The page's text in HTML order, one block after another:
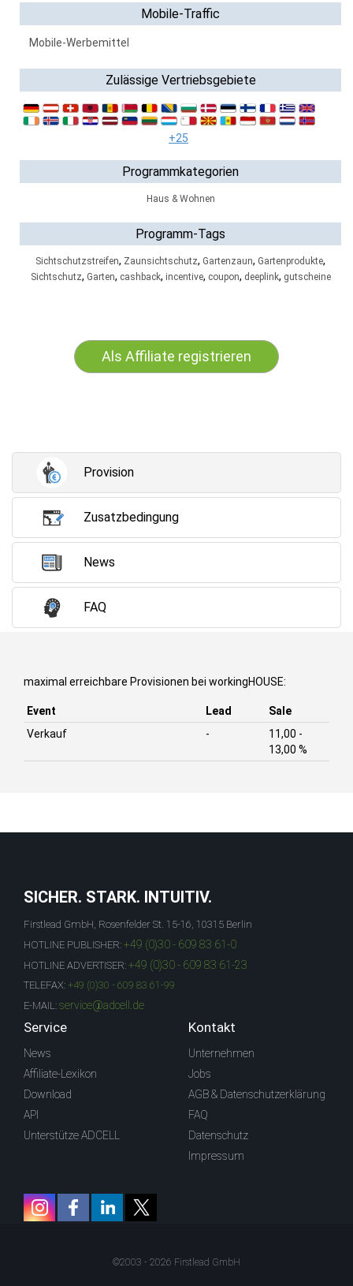
Mobile-Traffic
Mobile-Werbemittel
Zulässige Vertriebsgebiete
+25
Programmkategorien
Haus & Wohnen
Programm-Tags
Sichtschutzstreifen, Zaunsichtschutz, Gartenzaun, Gartenprodukte,
Sichtschutz, Garten, cashback, incentive, coupon, deeplink, gutscheine
Als Affiliate registrieren
Provision
Zusatzbedingung
News
FAQ
maximal erreichbare Provisionen bei workingHOUSE:
Event Lead
Sale
Verkauf
-
11,00 -
13,00 %
SICHER. STARK. INTUITIV.
Firstlead GmbH, Rosenfelder St. 15-16, 10315 Berlin
HOTLINE PUBLISHER: +49 (0)30 - 609 83 61-0
HOTLINE ADVERTISER: +49 (0)30 - 609 83 61-23
TELEFAX: +49 (0)30 - 609 83 61-99
E-MAIL: service@adcell.de
Service
News
Affiliate-Lexikon
Download
API
Unterstütze ADCELL
Kontakt
Unternehmen
Jobs
AGB & Datenschutzerklärung
FAQ
Datenschutz
Impressum
©2003 - 2026 Firstlead GmbH